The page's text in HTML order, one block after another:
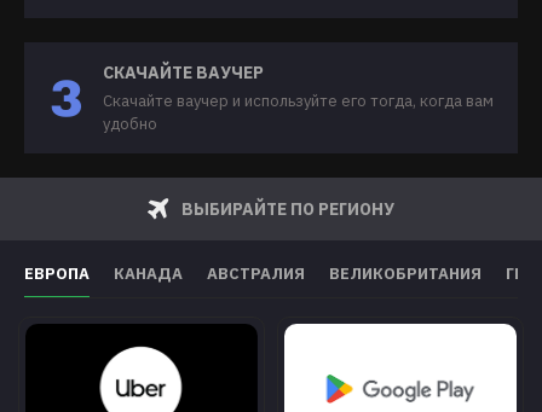
СКАЧАЙТЕ ВАУЧЕР
Скачайте ваучер и используйте его тогда, когда вам
удобно
ВЫБИРАЙТЕ ПО РЕГИОНУ
ЕВРОПА КАНАДА АВСТРАЛИЯ ВЕЛИКОБРИТАНИЯ